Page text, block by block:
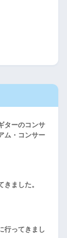
ターのコンサ
ム・コンサー
ました。
行ってきまし